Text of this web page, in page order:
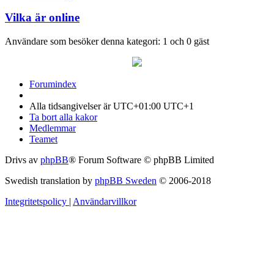
Vilka är online
Användare som besöker denna kategori: 1 och 0 gäst
Forumindex
Alla tidsangivelser är UTC+01:00 UTC+1
Ta bort alla kakor
Medlemmar
Teamet
Drivs av phpBB® Forum Software © phpBB Limited
Swedish translation by phpBB Sweden © 2006-2018
Integritetspolicy | Användarvillkor